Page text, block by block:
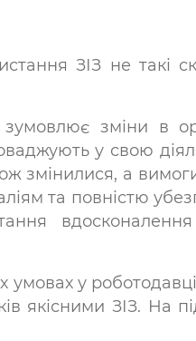
ЗІЗ не такі
зміни в
у свою
змінилися, а
та повністю
у
якісними ЗІЗ. На